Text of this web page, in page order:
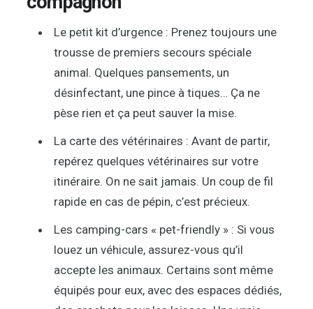
Le petit kit d’urgence : Prenez toujours une
trousse de premiers secours spéciale
animal. Quelques pansements, un
désinfectant, une pince à tiques… Ça ne
pèse rien et ça peut sauver la mise.
La carte des vétérinaires : Avant de partir,
repérez quelques vétérinaires sur votre
itinéraire. On ne sait jamais. Un coup de fil
rapide en cas de pépin, c’est précieux.
Les camping-cars « pet-friendly » : Si vous
louez un véhicule, assurez-vous qu’il
accepte les animaux. Certains sont même
équipés pour eux, avec des espaces dédiés,